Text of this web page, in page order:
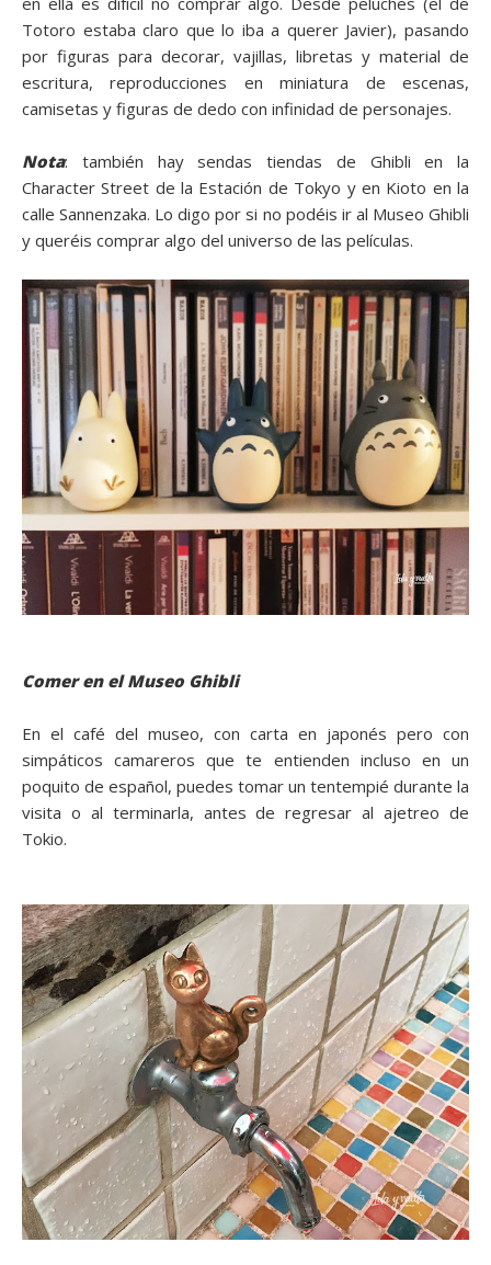
Totoro estaba claro que lo iba a querer Javier), pasando
por figuras para decorar, vajillas, libretas y material de
escritura, reproducciones en miniatura de escenas,
camisetas y figuras de dedo con infinidad de personajes.
Nota: también hay sendas tiendas de Ghibli en la
Character Street de la Estación de Tokyo y en Kioto en la
calle Sannenzaka. Lo digo por si no podéis ir al Museo Ghibli
y queréis comprar algo del universo de las películas.
Comer en el Museo Ghibli
En el café del museo, con carta en japonés pero con
simpáticos camareros que te entienden incluso en un
poquito de español, puedes tomar un tentempié durante la
visita o al terminarla, antes de regresar al ajetreo de
Tokio.